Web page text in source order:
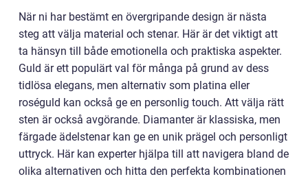
När ni har bestämt en övergripande design är nästa
steg att välja material och stenar. Här är det viktigt att
ta hänsyn till både emotionella och praktiska aspekter.
Guld är ett populärt val för många på grund av dess
tidlösa elegans, men alternativ som platina eller
roséguld kan också ge en personlig touch. Att välja rätt
sten är också avgörande. Diamanter är klassiska, men
färgade ädelstenar kan ge en unik prägel och personligt
uttryck. Här kan experter hjälpa till att navigera bland de
olika alternativen och hitta den perfekta kombinationen